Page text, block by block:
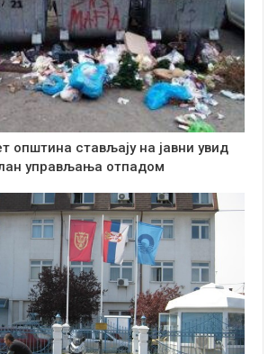
општина стављају на јавни увид
управљања отпадом